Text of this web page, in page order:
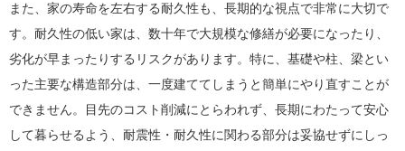
また、家の寿命を左右する耐久性も、長期的な視点で非常に大切で
す。耐久性の低い家は、数十年で大規模な修繕が必要になったり、
劣化が早まったりするリスクがあります。特に、基礎や柱、梁とい
った主要な構造部分は、一度建ててしまうと簡単にやり直すことが
できません。目先のコスト削減にとらわれず、長期にわたって安心
して暮らせるよう、耐震性・耐久性に関わる部分は妥協せずにしっ